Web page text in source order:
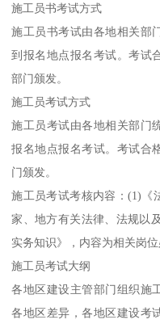
施工员书考试方式
施工员书考试由各地相关部
到报名地点报名考试。考试
部门颁发。
施工员考试方式
施工员考试由各地相关部门
报名地点报名考试。考试合
门颁发。
施工员考试考核内容：(1)《
家、地方有关法律、法规以
实务知识》，内容为相关岗位
施工员考试大纲
各地区建设主管部门组织施
各地区差异，各地区建设考